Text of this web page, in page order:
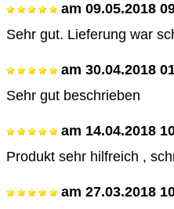
am 09.05.2018
Sehr gut. Lieferung war
am 30.04.2018
Sehr gut beschrieben
am 14.04.2018
Produkt sehr hilfreich ,
am 27.03.2018